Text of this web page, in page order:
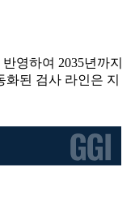
영하여 2035년까지
된 검사 라인은 지